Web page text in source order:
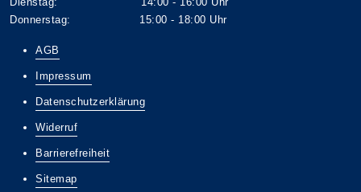
Donnerstag: 15:00 - 18:00 Uhr
AGB
Impressum
Datenschutzerklärung
Widerruf
Barrierefreiheit
Sitemap